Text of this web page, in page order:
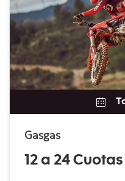
Gasgas
12 a 24